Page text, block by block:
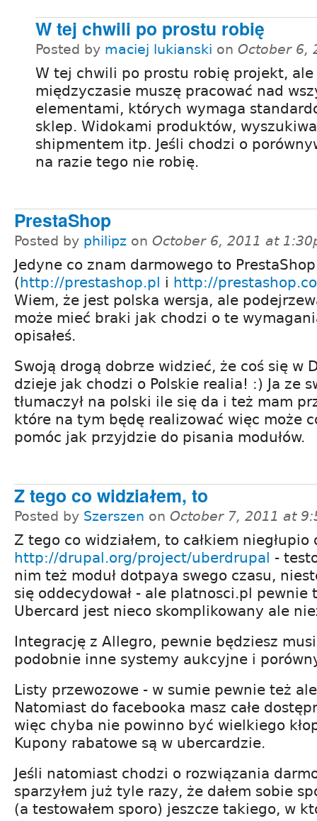
W tej chwili po prostu robię
Posted by maciej lukianski on October 6,
W tej chwili po prostu robię projekt, ale
międzyczasie muszę pracować nad
elementami, których wymaga
sklep. Widokami produktów,
shipmentem itp. Jeśli chodzi o
na razie tego nie robię.
PrestaShop
Posted by philipz on October 6, 2011 at
Jedyne co znam darmowego to PrestaShop
(http://prestashop.pl i http://
Wiem, że jest polska wersja, ale
może mieć braki jak chodzi o te
opisałeś.
Swoją drogą dobrze widzieć, że coś się w
dzieje jak chodzi o Polskie realia! :) Ja ze
tłumaczył na polski ile się da i też mam
które na tym będę realizować więc może
pomóc jak przyjdzie do pisania modułów.
Z tego co widziałem, to
Posted by Szerszen on October 7, 2011 at
Z tego co widziałem, to całkiem niegłupio
http://drupal.org/project/uberdrupal -
nim też moduł dotpaya swego czasu,
się oddecydował - ale platnosci.pl pewnie
Ubercard jest nieco skomplikowany ale
Integrację z Allegro, pewnie będziesz
podobnie inne systemy aukcyjne i
Listy przewozowe - w sumie pewnie też
Natomiast do facebooka masz całe
więc chyba nie powinno być wielkiego
Kupony rabatowe są w ubercardzie.
Jeśli natomiast chodzi o rozwiązania
sparzyłem już tyle razy, że dałem sobie
(a testowałem sporo) jeszcze takiego, w